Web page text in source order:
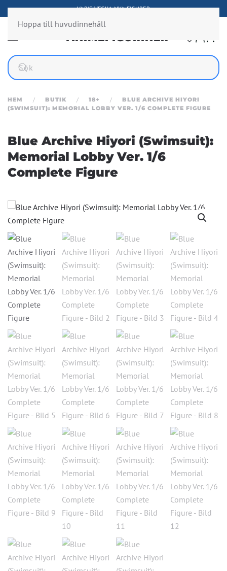
Hoppa till huvudinnehåll
NYA FIGURER FIGURER FRÅN
HEM BUTIK 18+
BLUE ARCHIVE HIYORI
(SWIMSUIT): MEMORIAL LOBBY VER. 1/6 COMPLETE FIGURE
Blue Archive Hiyori (Swimsuit):
Memorial Lobby Ver. 1/6
Complete Figure